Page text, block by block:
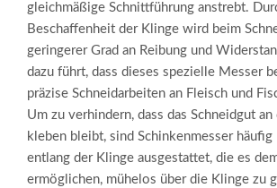
gleichmäßige Schnittführung anstrebt.
Beschaffenheit der Klinge wird beim
geringerer Grad an Reibung und
dazu führt, dass dieses spezielle Messer
präzise Schneidarbeiten an Fleisch und
Um zu verhindern, dass das Schneidgut
kleben bleibt, sind Schinkenmesser
entlang der Klinge ausgestattet, die es
ermöglichen, mühelos über die Klinge zu